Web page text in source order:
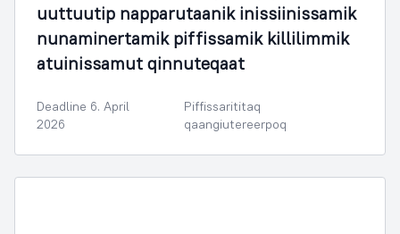
uuttuutip napparutaanik inissiinissamik
nunaminertamik piffissamik killilimmik
atuinissamut qinnuteqaat
Deadline 6. April
2026
Piffissarititaq
qaangiutereerpoq